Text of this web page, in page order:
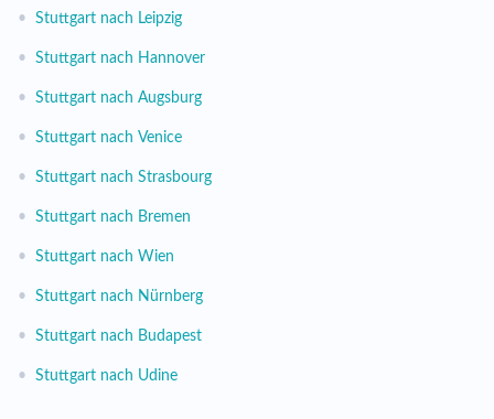
• Stuttgart nach Leipzig
• Stuttgart nach Hannover
• Stuttgart nach Augsburg
• Stuttgart nach Venice
• Stuttgart nach Strasbourg
• Stuttgart nach Bremen
• Stuttgart nach Wien
• Stuttgart nach Nürnberg
• Stuttgart nach Budapest
• Stuttgart nach Udine